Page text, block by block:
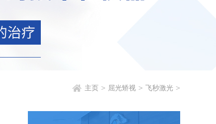
主页 > 屈光矫视 > 飞秒激光 >